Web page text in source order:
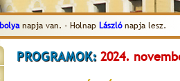
Ibolyanapja van. - Holnap Lászlónapja lesz.
PROGRAMOK: 2024.